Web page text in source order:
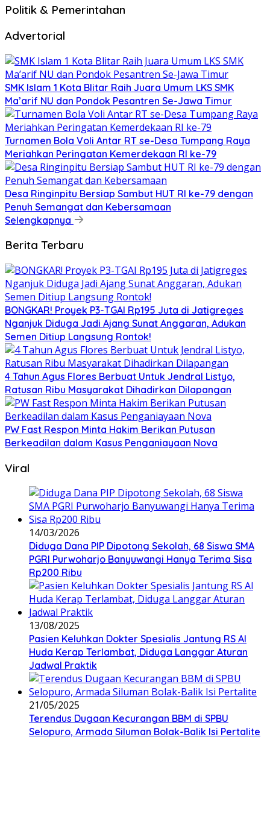
Politik & Pemerintahan
Advertorial
SMK Islam 1 Kota Blitar Raih Juara Umum LKS SMK
Ma’arif NU dan Pondok Pesantren Se-Jawa Timur
Turnamen Bola Voli Antar RT se-Desa Tumpang Raya
Meriahkan Peringatan Kemerdekaan RI ke-79
Desa Ringinpitu Bersiap Sambut HUT RI ke-79 dengan
Penuh Semangat dan Kebersamaan
Selengkapnya
Berita Terbaru
BONGKAR! Proyek P3-TGAI Rp195 Juta di Jatigreges
Nganjuk Diduga Jadi Ajang Sunat Anggaran, Adukan
Semen Ditiup Langsung Rontok!
4 Tahun Agus Flores Berbuat Untuk Jendral Listyo,
Ratusan Ribu Masyarakat Dihadirkan Dilapangan
PW Fast Respon Minta Hakim Berikan Putusan
Berkeadilan dalam Kasus Penganiayaan Nova
Viral
14/03/2026
Diduga Dana PIP Dipotong Sekolah, 68 Siswa SMA
PGRI Purwoharjo Banyuwangi Hanya Terima Sisa
Rp200 Ribu
13/08/2025
Pasien Keluhkan Dokter Spesialis Jantung RS Al
Huda Kerap Terlambat, Diduga Langgar Aturan
Jadwal Praktik
21/05/2025
Terendus Dugaan Kecurangan BBM di SPBU
Selopuro, Armada Siluman Bolak-Balik Isi Pertalite